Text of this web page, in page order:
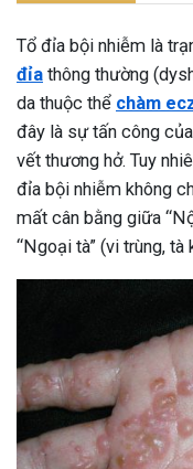
Tổ đỉa bội nhiễm là
đỉa thông thường
da thuộc thể chàm
đây là sự tấn công
vết thương hở. Tuy
đỉa bội nhiễm không
mất cân bằng giữa
“Ngoại tà” (vi trùng, tà